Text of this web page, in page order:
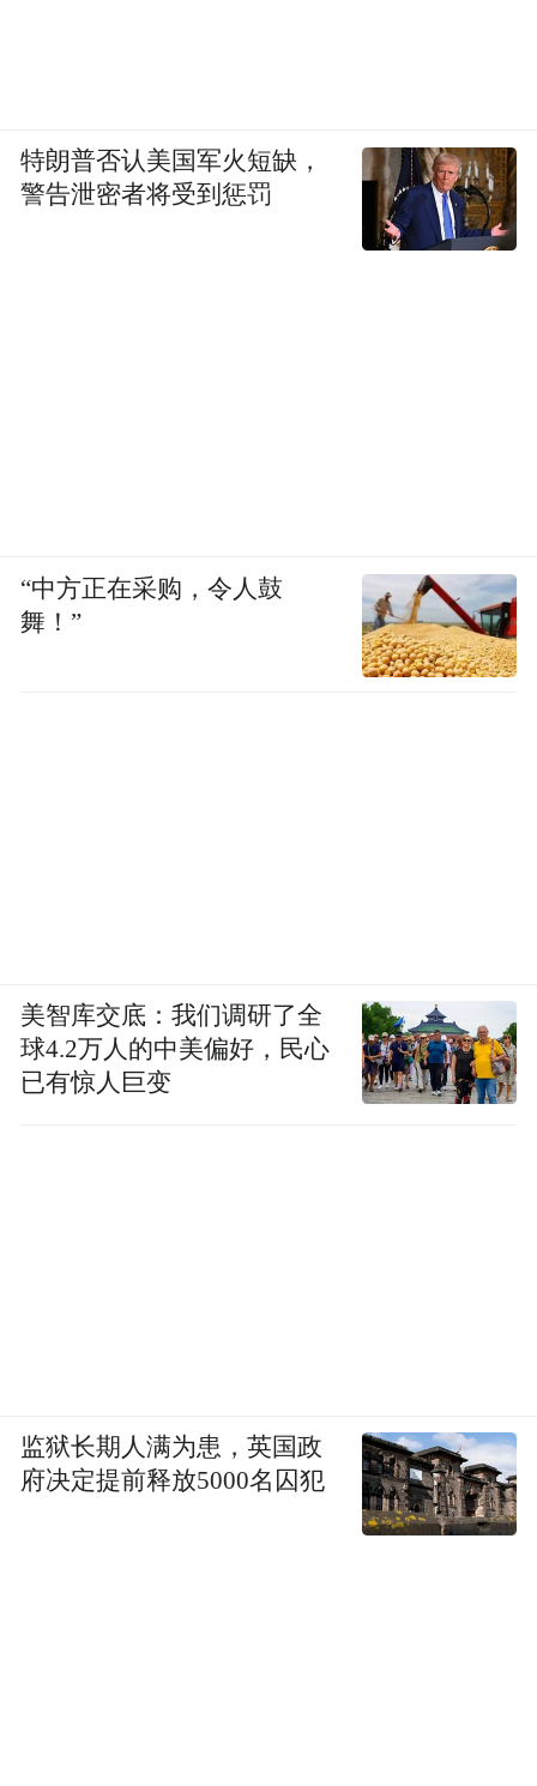
特朗普否认美国军火短缺，
警告泄密者将受到惩罚
“中方正在采购，令人鼓
舞！”
美智库交底：我们调研了全
球4.2万人的中美偏好，民心
已有惊人巨变
监狱长期人满为患，英国政
府决定提前释放5000名囚犯